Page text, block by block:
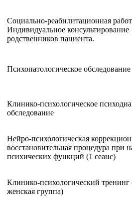
Социально-реабилитационная
Индивидуальное консультирование
родственников пациента.
Психопатологическое
Клинико-психологическое
обследование
Нейро-психологическая
восстановительная процедура при
психических функций (1 сеанс)
Клинико-психологический тренинг
женская группа)